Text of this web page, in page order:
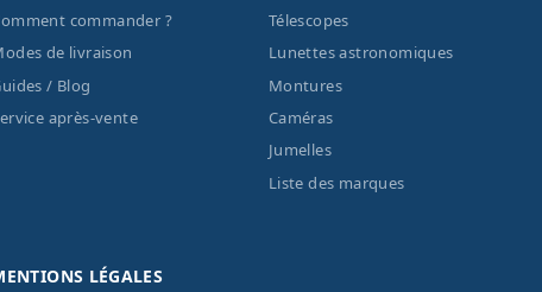
commander ?
de livraison
/ Blog
après-vente
Télescopes
Lunettes astronomiques
Montures
Caméras
Jumelles
Liste des marques
LÉGALES